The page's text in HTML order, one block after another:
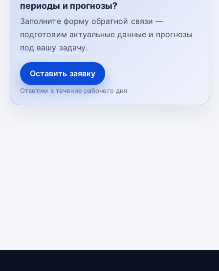
периоды и прогнозы?
Заполните форму обратной связи —
подготовим актуальные данные и прогнозы
под вашу задачу.
Оставить заявку
Ответим в течение рабочего дня.